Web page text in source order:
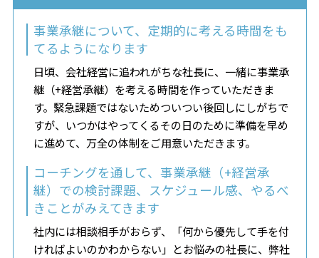
事業承継について、定期的に考える時間をも
てるようになります
日頃、会社経営に追われがちな社長に、一緒に事業承
継（+経営承継）を考える時間を作っていただきま
す。緊急課題ではないためついつい後回しにしがちで
すが、いつかはやってくるその日のために準備を早め
に進めて、万全の体制をご用意いただきます。
コーチングを通して、事業承継（+経営承
継）での検討課題、スケジュール感、 やるべ
きことがみえてきます
社内には相談相手がおらず、「何から優先して手を付
ければよいのかわからない」とお悩みの社長に、弊社